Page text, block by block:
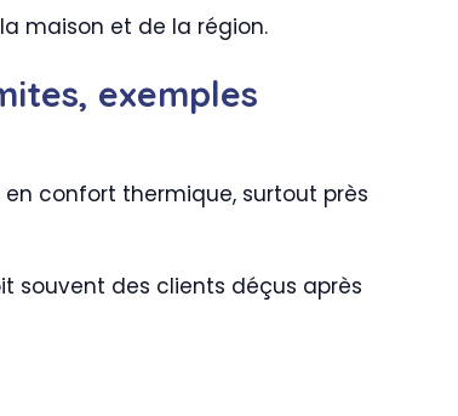
maison et de la région.
exemples
confort thermique, surtout près
souvent des clients déçus après